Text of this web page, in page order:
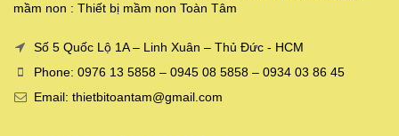
mầm non : Thiết bị mầm non Toàn Tâm
Số 5 Quốc Lộ 1A – Linh Xuân – Thủ Đức - HCM
Phone: 0976 13 5858 – 0945 08 5858 – 0934 03 86 45
Email: thietbitoantam@gmail.com